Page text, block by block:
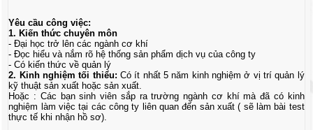
Yêu cầu công việc:
1. Kiến thức chuyên môn
- Đại học trở lên các ngành cơ khí
- Đọc hiểu và nắm rõ hệ thống sản phẩm dịch vụ của công ty
- Có kiến thức về quản lý
2. Kinh nghiệm tối thiểu: Có ít nhất 5 năm kinh nghiệm ở vị trí quản lý
kỹ thuật sản xuất hoặc sản xuất.
Hoặc : Các bạn sinh viên sắp ra trường ngành cơ khí mà đã có kinh
nghiệm làm việc tại các công ty liên quan đến sản xuất ( sẽ làm bài test
thực tế khi nhận hồ sơ).